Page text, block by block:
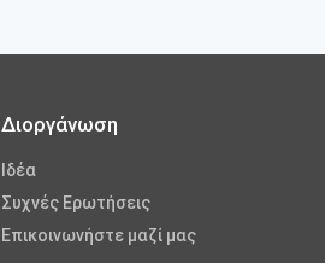
Διοργάνωση
Iδέα
Συχνές Ερωτήσεις
Επικοινωνήστε μαζί μας